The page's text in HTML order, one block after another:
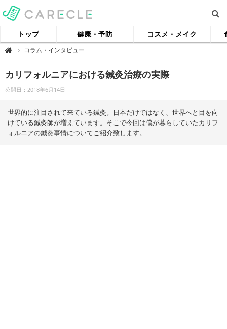
トップ 健康・予防 コスメ・メイク
 【
ル
】
コラム・インタビュー
カリフォルニアにおける鍼灸治療の実際
公開日：2018年6月14日
世界的に注目されて来ている鍼灸。日本だけではなく、世界へと目を向
けている鍼灸師が増えています。そこで今回は僕が暮らしていたカリフ
ォルニアの鍼灸事情についてご紹介致します。